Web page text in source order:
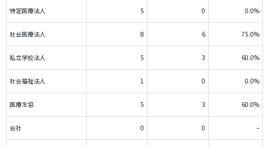
特定医療法人 5 0 0.0%
社会医療法人 8 6 75.0%
私立学校法人 5 3 60.0%
社会福祉法人 1 0 0.0%
医療生協 5 3 60.0%
会社 0 0 –